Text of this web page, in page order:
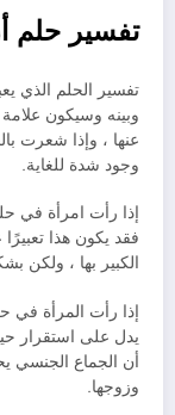
تفسير حلم
تفسير الحلم الذي
وبينه وسيكون
عنها ، وإذا شعرت
وجود شدة للغاية.
إذا رأت امرأة في
فقد يكون هذا
الكبير بها ، ولكن
إذا رأت المرأة في
يدل على استقرار
أن الجماع الجنسي
وزوجها.